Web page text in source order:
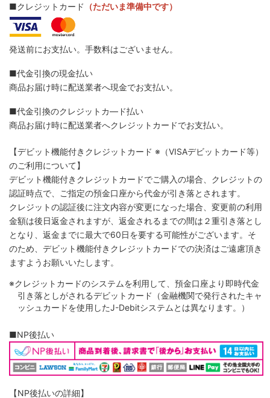
■クレジットカード （ただいま準備中です）
発送前にお支払い。手数料はございません。
■代金引換の現金払い
商品お届け時に配送業者へ現金でお支払い。
■代金引換のクレジットカ―ド払い
商品お届け時に配送業者へクレジットカードでお支払い。
【デビット機能付きクレジットカード ※（VISAデビットカード等）
のご利用について】
デビット機能付きクレジットカードでご購入の場合、クレジットの
認証時点で、ご指定の預金口座から代金が引き落とされます。
クレジットの認証後に注文内容が変更になった場合、変更前の利用
金額は後日返金されますが、返金されるまでの間は２重引き落とし
となり、返金までに最大で60日を要する可能性がございます。そ
のため、デビット機能付きクレジットカードでの決済はご遠慮頂き
ますようお願いいたします。
※クレジットカードのシステムを利用して、預金口座より即時代金
引き落としがされるデビットカード（金融機関で発行されたキャ
ッシュカードを使用したJ-Debitシステムとは異なります。）
■NP後払い
【NP後払いの詳細】